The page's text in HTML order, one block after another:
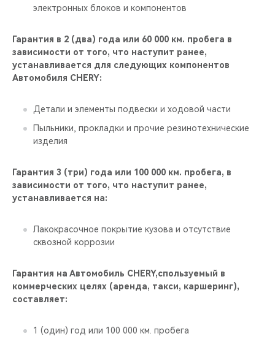
электронных блоков и компонентов
Гарантия в 2 (два) года или 60 000 км. пробега в
зависимости от того, что наступит ранее,
устанавливается для следующих компонентов
Автомобиля CHERY:
Детали и элементы подвески и ходовой части
Пыльники, прокладки и прочие резинотехнические
изделия
Гарантия 3 (три) года или 100 000 км. пробега, в
зависимости от того, что наступит ранее,
устанавливается на:
Лакокрасочное покрытие кузова и отсутствие
сквозной коррозии
Гарантия на Автомобиль CHERY,спользуемый в
коммерческих целях (аренда, такси, каршеринг),
составляет:
1 (один) год или 100 000 км. пробега